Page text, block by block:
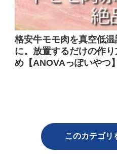
格安牛モモ肉を真空低
に。放置するだけの作
め【ANOVAっぽいやつ】
このカテゴリ